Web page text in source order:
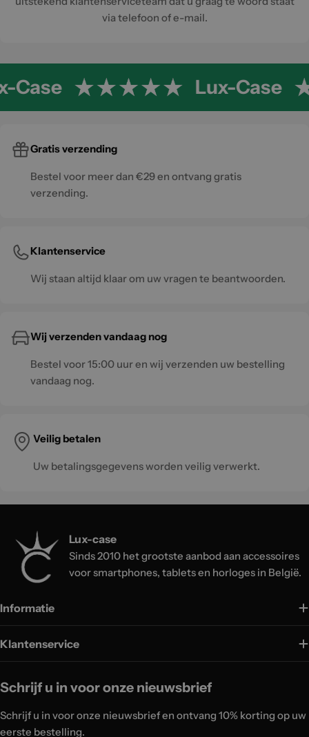
via telefoon of e-mail.
Case Lux-Case
Gratis verzending
Bestel voor meer dan €29 en ontvang gratis
verzending.
Klantenservice
Wij staan altijd klaar om uw vragen te beantwoorden.
Wij verzenden vandaag nog
Bestel voor 15:00 uur en wij verzenden uw bestelling
vandaag nog.
Veilig betalen
Uw betalingsgegevens worden veilig verwerkt.
Lux-case
Sinds 2010 het grootste aanbod aan accessoires
voor smartphones, tablets en horloges in België.
Informatie
Klantenservice
Schrijf u in voor onze nieuwsbrief
Schrijf u in voor onze nieuwsbrief en ontvang 10% korting op uw
eerste bestelling.